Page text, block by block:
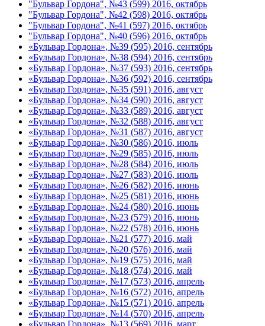
"Бульвар Гордона", №43 (599) 2016, октябрь
"Бульвар Гордона", №42 (598) 2016, октябрь
"Бульвар Гордона", №41 (597) 2016, октябрь
"Бульвар Гордона", №40 (596) 2016, октябрь
«Бульвар Гордона», №39 (595) 2016, сентябрь
«Бульвар Гордона», №38 (594) 2016, сентябрь
«Бульвар Гордона», №37 (593) 2016, сентябрь
«Бульвар Гордона», №36 (592) 2016, сентябрь
«Бульвар Гордона», №35 (591) 2016, август
«Бульвар Гордона», №34 (590) 2016, август
«Бульвар Гордона», №33 (589) 2016, август
«Бульвар Гордона», №32 (588) 2016, август
«Бульвар Гордона», №31 (587) 2016, август
«Бульвар Гордона», №30 (586) 2016, июль
«Бульвар Гордона», №29 (585) 2016, июль
«Бульвар Гордона», №28 (584) 2016, июль
«Бульвар Гордона», №27 (583) 2016, июль
«Бульвар Гордона», №26 (582) 2016, июнь
«Бульвар Гордона», №25 (581) 2016, июнь
«Бульвар Гордона», №24 (580) 2016, июнь
«Бульвар Гордона», №23 (579) 2016, июнь
«Бульвар Гордона», №22 (578) 2016, июнь
«Бульвар Гордона», №21 (577) 2016, май
«Бульвар Гордона», №20 (576) 2016, май
«Бульвар Гордона», №19 (575) 2016, май
«Бульвар Гордона», №18 (574) 2016, май
«Бульвар Гордона», №17 (573) 2016, апрель
«Бульвар Гордона», №16 (572) 2016, апрель
«Бульвар Гордона», №15 (571) 2016, апрель
«Бульвар Гордона», №14 (570) 2016, апрель
«Бульвар Гордона», №13 (569) 2016, март